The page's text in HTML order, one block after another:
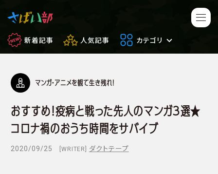
新着記事 人気記事 カテゴリ
マンガ・アニメ
ゲーム 日常のサバイバル
マンガ・アニメを観て生き残れ！
おすすめ！疫病と戦った先人のマンガ３選★
コロナ禍のおうち時間をサバイブ
2020/09/25 [WRITER] ダクトテープ